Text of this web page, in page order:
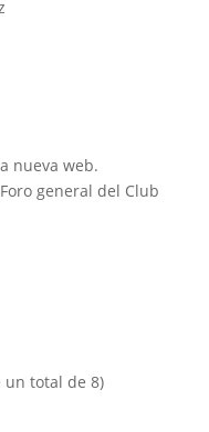
nueva web.
Foro general del Club
un total de 8)